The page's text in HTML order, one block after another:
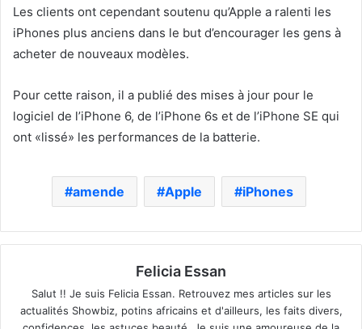
Les clients ont cependant soutenu qu’Apple a ralenti les
iPhones plus anciens dans le but d’encourager les gens à
acheter de nouveaux modèles.
Pour cette raison, il a publié des mises à jour pour le
logiciel de l’iPhone 6, de l’iPhone 6s et de l’iPhone SE qui
ont «lissé» les performances de la batterie.
amende Apple iPhones
Felicia Essan
Salut !! Je suis Felicia Essan. Retrouvez mes articles sur les
actualités Showbiz, potins africains et d'ailleurs, les faits divers,